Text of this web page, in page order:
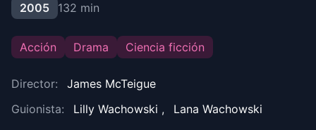
2005 132 min
Acción Drama Ciencia ficción
Director:
James McTeigue
Guionista:
Lilly Wachowski , Lana Wachowski